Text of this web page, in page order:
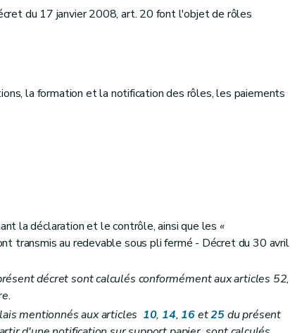
du 17 janvier 2008, art. 20 font l'objet de rôles
la formation et la notification des rôles, les paiements
la déclaration et le contrôle, ainsi que les «
transmis au redevable sous pli fermé - Décret du 30 avril
décret sont calculés conformément aux articles 52,
mentionnés aux articles 10, 14, 16et25du présent